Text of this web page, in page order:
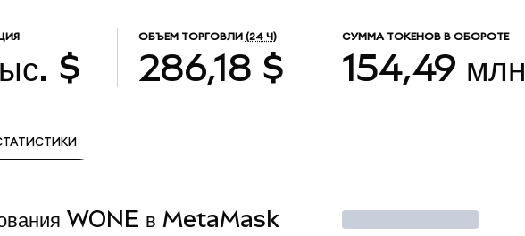
$
ОБЪЕМ ТОРГОВЛИ (24 Ч)
286,18 $
СУММА ТОКЕНОВ В ОБОРОТЕ
154,49 млн
WONE в MetaMask Торговать